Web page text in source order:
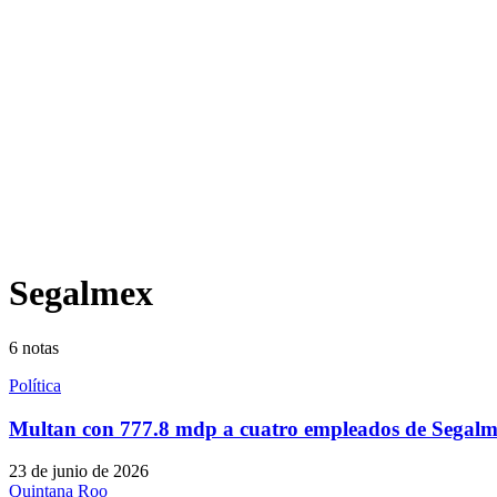
Segalmex
6 notas
Política
Multan con 777.8 mdp a cuatro empleados de
23 de junio de 2026
Quintana Roo